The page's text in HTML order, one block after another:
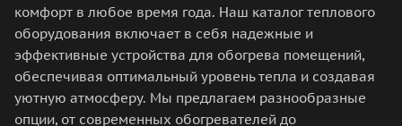
комфорт в любое время года. Наш каталог теплового
оборудования включает в себя надежные и
эффективные устройства для обогрева помещений,
обеспечивая оптимальный уровень тепла и создавая
уютную атмосферу. Мы предлагаем разнообразные
опции, от современных обогревателей до